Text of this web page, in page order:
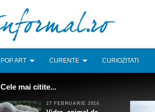
POP ART CURENTE CURIOZITATI
Cele mai citite...
27 FEBRUARIE 2016